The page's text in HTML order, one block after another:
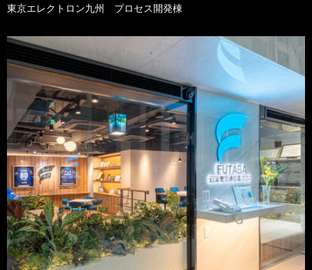
東京エレクトロン九州 プロセス開発棟